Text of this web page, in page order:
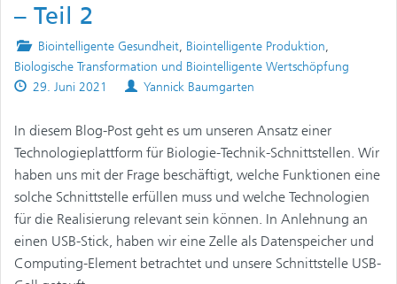
– Teil 2
Posted
in
Biointelligente Gesundheit, Biointelligente Produktion,
Biologische Transformation und Biointelligente Wertschöpfung
Published
29. Juni 2021 Authors
Yannick Baumgarten
In diesem Blog-Post geht es um unseren Ansatz einer
Technologieplattform für Biologie-Technik-Schnittstellen. Wir
haben uns mit der Frage beschäftigt, welche Funktionen eine
solche Schnittstelle erfüllen muss und welche Technologien
für die Realisierung relevant sein können. In Anlehnung an
einen USB-Stick, haben wir eine Zelle als Datenspeicher und
Computing-Element betrachtet und unsere Schnittstelle USB-